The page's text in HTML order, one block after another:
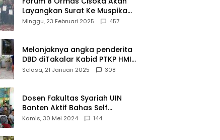
Layangkan Surat Ke Muspika
Atas Adanya Kantor Matel di
Minggu, 23 Februari 2025 457
Melonjaknya angka penderita
DBD diTakalar Kabid PTKP HMI
Cab.Takalar angkat bicara
Selasa, 21 Januari 2025 308
Dosen Fakultas Syariah UIN
Banten Aktif Bahas Self
Declare Halal dalam Forum
Kamis, 30 Mei 2024 144